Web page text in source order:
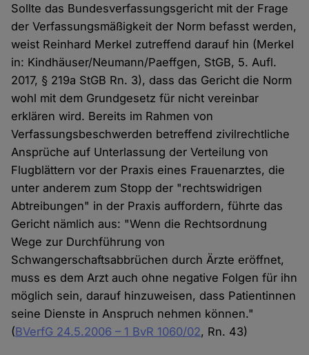
Sollte das Bundesverfassungsgericht mit der Frage
der Verfassungsmäßigkeit der Norm befasst werden,
weist Reinhard Merkel zutreffend darauf hin (Merkel
in: Kindhäuser/Neumann/Paeffgen, StGB, 5. Aufl.
2017, § 219a StGB Rn. 3), dass das Gericht die Norm
wohl mit dem Grundgesetz für nicht vereinbar
erklären wird. Bereits im Rahmen von
Verfassungsbeschwerden betreffend zivilrechtliche
Ansprüche auf Unterlassung der Verteilung von
Flugblättern vor der Praxis eines Frauenarztes, die
unter anderem zum Stopp der "rechtswidrigen
Abtreibungen" in der Praxis auffordern, führte das
Gericht nämlich aus: "Wenn die Rechtsordnung
Wege zur Durchführung von
Schwangerschaftsabbrüchen durch Ärzte eröffnet,
muss es dem Arzt auch ohne negative Folgen für ihn
möglich sein, darauf hinzuweisen, dass Patientinnen
seine Dienste in Anspruch nehmen können."
(BVerfG 24.5.2006 – 1 BvR 1060/02, Rn. 43)